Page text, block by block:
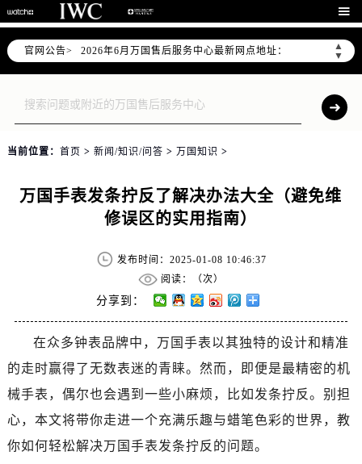

官网公告>
▲
▼
2026年6月万国上海市售后服务网络优化升级公告
2026年6月上海市万国官方售后客户服务热线：400-992-7093
2026年6月万国售后服务中心最新网点地址：
上海市徐汇区虹桥路3号港汇中心写字楼2座37层3705室（需提前预约）
当前位置： 首页 > 新闻/知识/问答 > 万国知识 >
万国手表发条拧反了解决办法大全（避免维
修误区的实用指南）
发布时间：2025-01-08 10:46:37
阅读：（次）
分享到：
在众多钟表品牌中，万国手表以其独特的设计和精准
的走时赢得了无数表迷的青睐。然而，即便是最精密的机
械手表，偶尔也会遇到一些小麻烦，比如发条拧反。别担
心，本文将带你走进一个充满乐趣与蜡笔色彩的世界，教
你如何轻松解决万国手表发条拧反的问题。